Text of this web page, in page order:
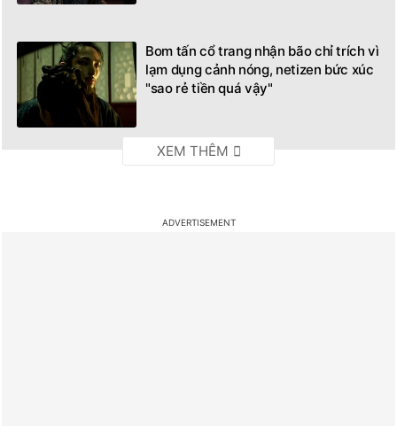
Bom tấn cổ trang nhận bão chỉ trích vì
lạm dụng cảnh nóng, netizen bức xúc
"sao rẻ tiền quá vậy"